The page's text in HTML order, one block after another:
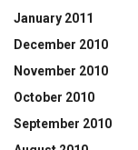
January 2011
December 2010
November 2010
October 2010
September 2010